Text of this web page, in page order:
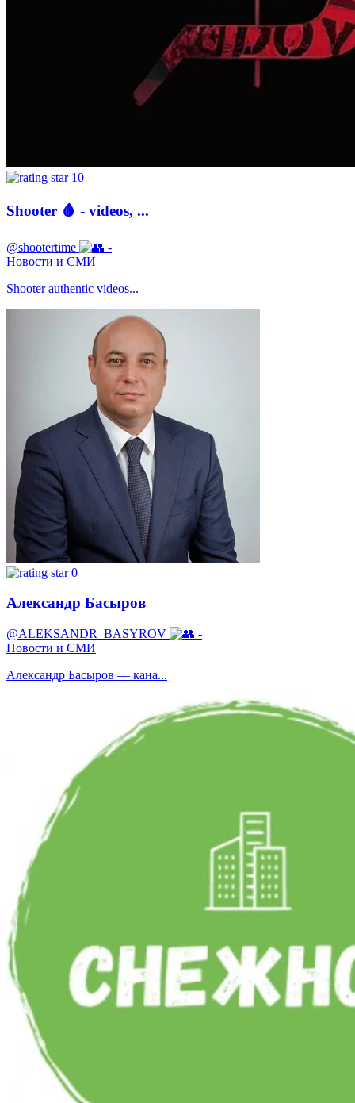
10
Shooter 🩸 - videos, ...
@shootertime
-
Новости и СМИ
Shooter authentic videos...
0
Александр Басыров
@ALEKSANDR_BASYROV
-
Новости и СМИ
Александр Басыров — кана...